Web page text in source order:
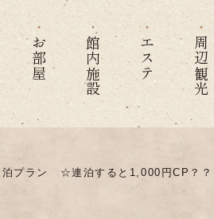
お部屋 館内施設 エステ 周辺観光
泊プラン ☆連泊すると1,000円CP？？